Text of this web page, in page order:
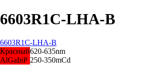
6603R1C-LHA-B
6603R1C-LHA-B
Красный
AlGaInP
620-635nm
250-350mCd